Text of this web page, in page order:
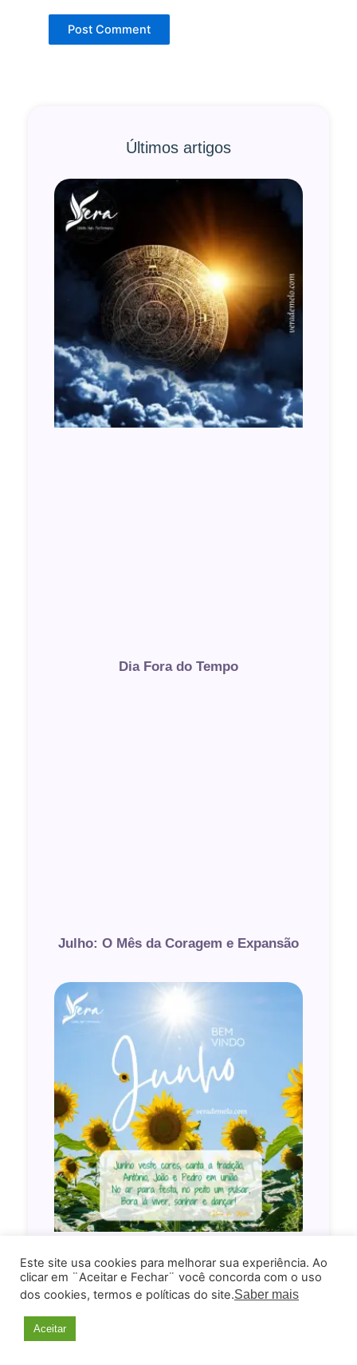
Últimos artigos
Dia Fora do Tempo
Julho: O Mês da Coragem e Expansão
Este site usa cookies para melhorar sua experiência. Ao
clicar em ¨Aceitar e Fechar¨ você concorda com o uso
dos cookies, termos e políticas do site.Saber mais
Aceitar